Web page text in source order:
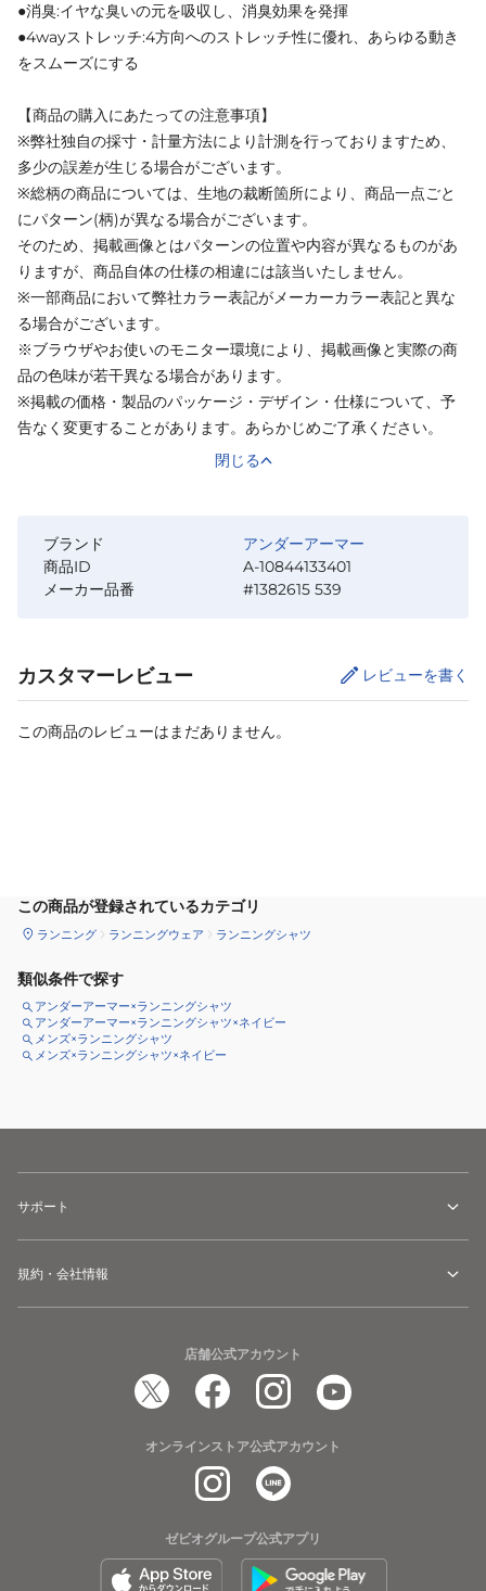
●消臭:イヤな臭いの元を吸収し、消臭効果を発揮
●4wayストレッチ:4方向へのストレッチ性に優れ、あらゆる動き
をスムーズにする
【商品の購入にあたっての注意事項】
※弊社独自の採寸・計量方法により計測を行っておりますため、
多少の誤差が生じる場合がございます。
※総柄の商品については、生地の裁断箇所により、商品一点ごと
にパターン(柄)が異なる場合がございます。
そのため、掲載画像とはパターンの位置や内容が異なるものがあ
りますが、商品自体の仕様の相違には該当いたしません。
※一部商品において弊社カラー表記がメーカーカラー表記と異な
る場合がございます。
※ブラウザやお使いのモニター環境により、掲載画像と実際の商
品の色味が若干異なる場合があります。
※掲載の価格・製品のパッケージ・デザイン・仕様について、予
告なく変更することがあります。あらかじめご了承ください。
閉じる
ブランド
アンダーアーマー
商品ID
A-10844133401
メーカー品番
#1382615 539
カスタマーレビュー レビューを書く
この商品のレビューはまだありません。
この商品が登録されているカテゴリ
ランニング ランニングウェア ランニングシャツ
類似条件で探す
アンダーアーマー×ランニングシャツ
アンダーアーマー×ランニングシャツ×ネイビー
メンズ×ランニングシャツ
メンズ×ランニングシャツ×ネイビー
サポート
規約・会社情報
店舗公式アカウント
オンラインストア公式アカウント
ゼビオグループ公式アプリ